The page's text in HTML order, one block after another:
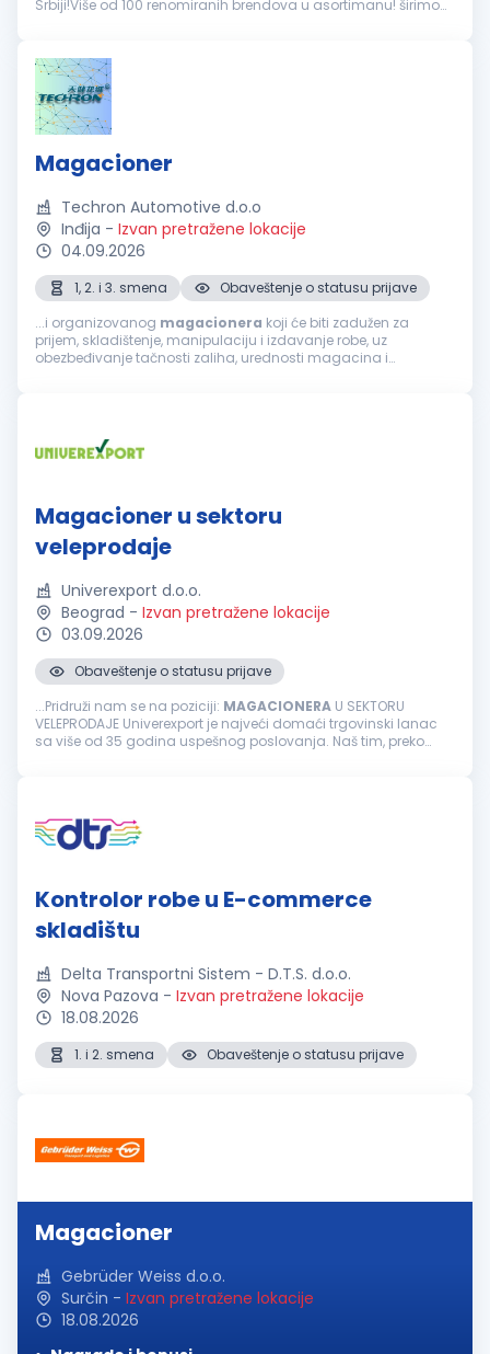
Srbiji!Više od 100 renomiranih brendova u asortimanu! širimo
Magacioner
Techron Automotive d.o.o
Inđija - Izvan pretražene lokacije
04.09.2026
1, 2. i 3. smena
Obaveštenje o statusu prijave
...i organizovanog magacionera koji će biti zadužen za
prijem, skladištenje, manipulaciju i izdavanje robe, uz
obezbeđivanje tačnosti zaliha, urednosti magacina i
Magacioner u sektoru
veleprodaje
Univerexport d.o.o.
Beograd - Izvan pretražene lokacije
03.09.2026
Obaveštenje o statusu prijave
...Pridruži nam se na poziciji: MAGACIONERA U SEKTORU
VELEPRODAJE Univerexport je najveći domaći trgovinski lanac
sa više od 35 godina uspešnog poslovanja. Naš tim, preko
Kontrolor robe u E-commerce
skladištu
Delta Transportni Sistem - D.T.S. d.o.o.
Nova Pazova - Izvan pretražene lokacije
18.08.2026
1. i 2. smena Obaveštenje o statusu prijave
Magacioner
Gebrüder Weiss d.o.o.
Surčin - Izvan pretražene lokacije
18.08.2026